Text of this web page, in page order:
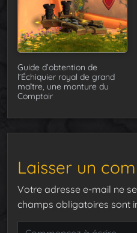
Guide d’obtention de
l’Échiquier royal de grand
maître, une monture du
Comptoir
Laisser un
Votre adresse e-mail ne
champs obligatoires sont